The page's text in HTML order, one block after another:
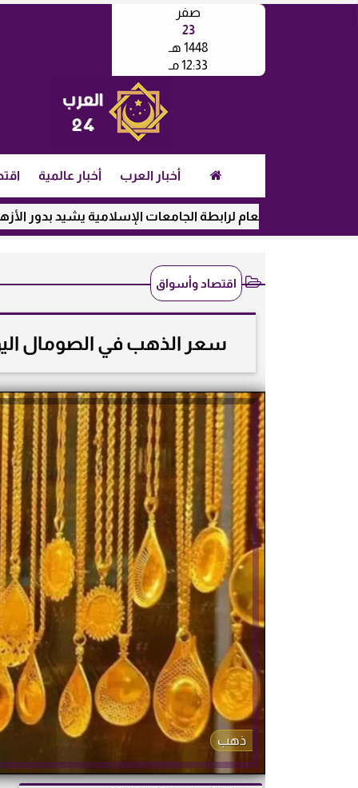
صفر
23
1448 هـ
12:33 مـ
أخبار العرب أخبار عالمية
العام لرابطة الجامعات الإسلامية يشيد بدور الأزهر في
اقتصاد وأسواق
سعر الذهب في الصومال اليوم الأحد 11-1-2026 بالشلن
ذهب